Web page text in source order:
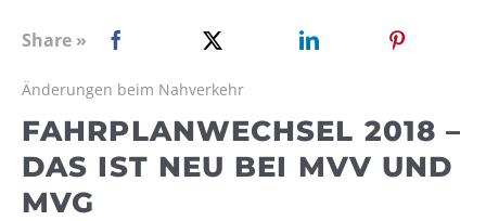
WEBRADIO
Share »
Änderungen beim Nahverkehr
FAHRPLANWECHSEL 2018 –
DAS IST NEU BEI MVV UND
MVG